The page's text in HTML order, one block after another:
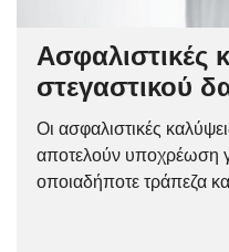
Ασφαλιστικές
στεγαστικού
Οι ασφαλιστικές
αποτελούν υποχρέωση
οποιαδήποτε τράπεζα